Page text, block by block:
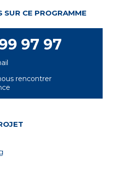
SUR CE PROGRAMME
97 97
rencontrer